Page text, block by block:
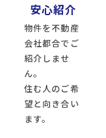
安心紹介
物件を不動産
会社都合でご
紹介しませ
ん。
住む人のご希
望と向き合い
ます。